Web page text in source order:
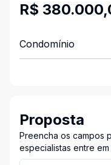
R$
Condomínio
Proposta
Preencha os campos
especialistas entre